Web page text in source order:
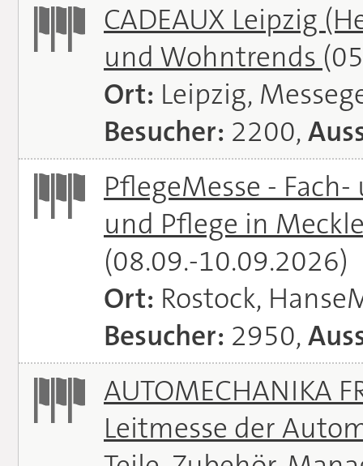
CADEAUX Leipzig
und Wohntrends
Ort: Leipzig,
Besucher: 2200,
PflegeMesse -
und Pflege in
(08.09.-10.09.2026)
Ort: Rostock,
Besucher: 2950,
AUTOMECHANIKA
Leitmesse der